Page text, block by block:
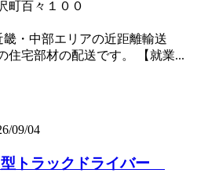
町百々１００
畿・中部エリアの近距離輸送
住宅部材の配送です。 【就業...
09/04
型トラックドライバー